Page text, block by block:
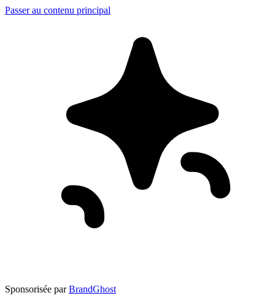
Passer au contenu principal
Sponsorisée par BrandGhost